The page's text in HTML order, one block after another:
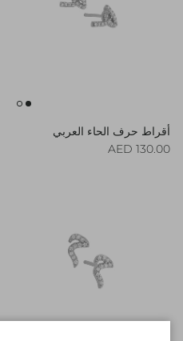
أقراط حرف الحاء العربي
Regular price
130.00 AED